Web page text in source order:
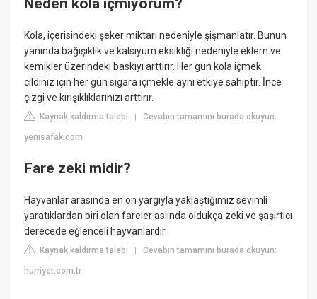
Neden kola içmiyorum?
Kola, içerisindeki şeker miktarı nedeniyle şişmanlatır. Bunun
yanında bağışıklık ve kalsiyum eksikliği nedeniyle eklem ve
kemikler üzerindeki baskıyı arttırır. Her gün kola içmek
cildiniz için her gün sigara içmekle aynı etkiye sahiptir. İnce
çizgi ve kırışıklıklarınızı arttırır.
Kaynak kaldırma talebi |Cevabın tamamını burada okuyun:
yenisafak.com
Fare zeki midir?
Hayvanlar arasında en ön yargıyla yaklaştığımız sevimli
yaratıklardan biri olan fareler aslında oldukça zeki ve şaşırtıcı
derecede eğlenceli hayvanlardır.
Kaynak kaldırma talebi |Cevabın tamamını burada okuyun:
hurriyet.com.tr